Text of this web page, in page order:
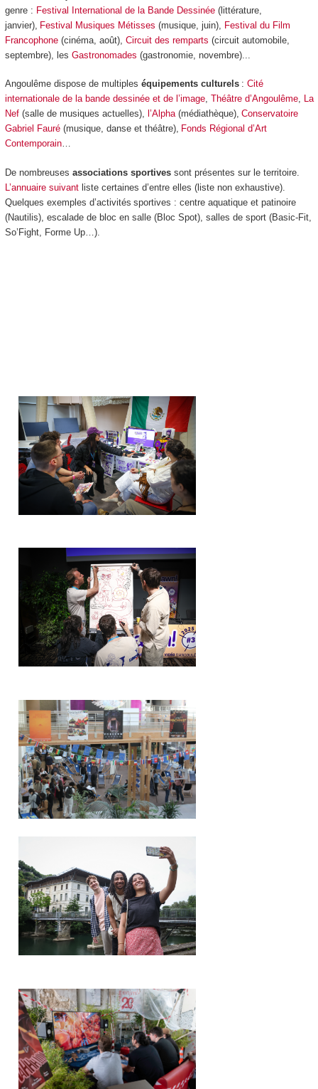
genre : Festival International de la Bande Dessinée(littérature,
janvier), Festival Musiques Métisses (musique, juin), Festival du Film
Francophone(cinéma, août), Circuit des remparts (circuit automobile,
septembre), les Gastronomades (gastronomie, novembre)...
Angoulême dispose de multiples équipements culturels: Cité
internationale de la bande dessinée et de l’image, Théâtre d’Angoulême, La
Nef(salle de musiques actuelles), l’Alpha(médiathèque), Conservatoire
Gabriel Fauré(musique, danse et théâtre), Fonds Régional d’Art
Contemporain…
De nombreuses associations sportivessont présentes sur le territoire.
L’annuaire suivantliste certaines d’entre elles (liste non exhaustive).
Quelques exemples d’activités sportives : centre aquatique et patinoire
(Nautilis), escalade de bloc en salle (Bloc Spot), salles de sport (Basic-Fit,
So’Fight, Forme Up…).